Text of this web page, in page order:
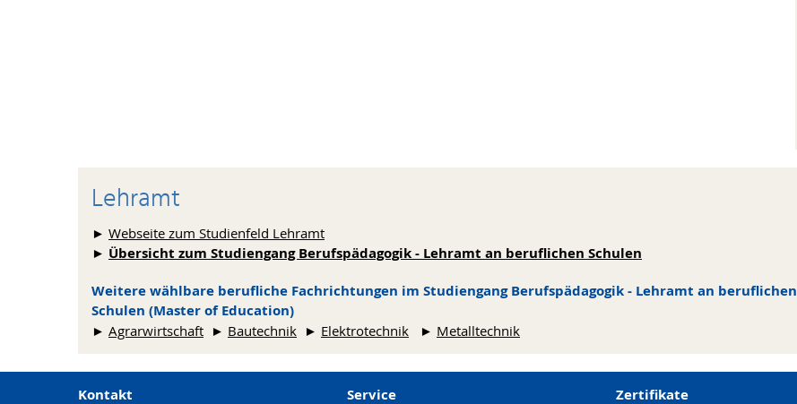
Lehramt
► Webseite zum Studienfeld Lehramt
► Übersicht zum Studiengang Berufspädagogik - Lehramt an beruflichen Schulen
Weitere wählbare berufliche Fachrichtungen im Studiengang Berufspädagogik - Lehramt an beruflichen
Schulen (Master of Education)
► Agrarwirtschaft ► Bautechnik ► Elektrotechnik ► Metalltechnik
Kontakt Service Zertifikate